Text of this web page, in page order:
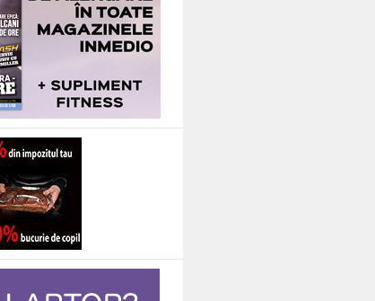
furat mireasa” au însemnat pentru mine debutul în